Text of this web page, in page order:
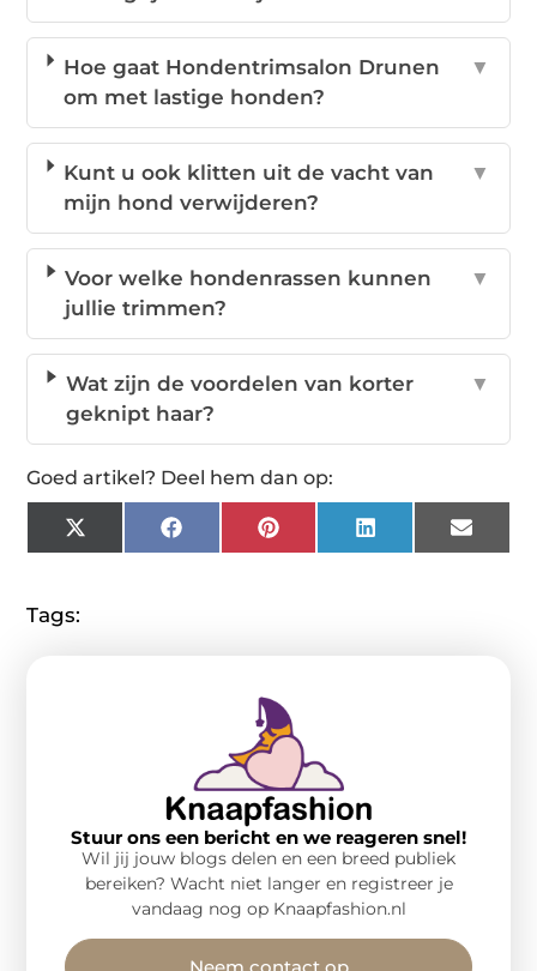
Hoe gaat Hondentrimsalon Drunen
om met lastige honden?
▼
Kunt u ook klitten uit de vacht van
mijn hond verwijderen?
▼
Voor welke hondenrassen kunnen
jullie trimmen?
▼
Wat zijn de voordelen van korter
geknipt haar?
▼
Goed artikel? Deel hem dan op:
X
(Twitter)
FacebookPinterestLinkedInEmail
Tags:
Stuur ons een bericht en we reageren snel!
Wil jij jouw blogs delen en een breed publiek
bereiken? Wacht niet langer en registreer je
vandaag nog op Knaapfashion.nl